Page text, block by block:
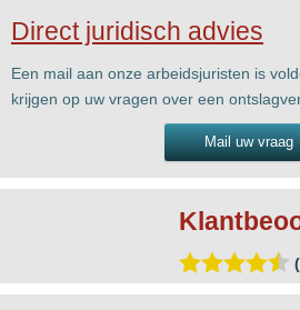
Direct juridisch advies
Een mail aan onze arbeidsjuristen is
krijgen op uw vragen over een
Mail uw vraag